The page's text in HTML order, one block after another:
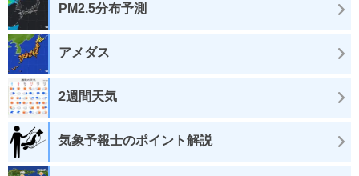
PM2.5分布予測
アメダス
2週間天気
気象予報士のポイント解説